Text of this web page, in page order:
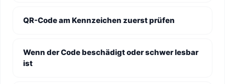
QR-Code am Kennzeichen zuerst prüfen
Wenn der Code beschädigt oder schwer lesbar
ist